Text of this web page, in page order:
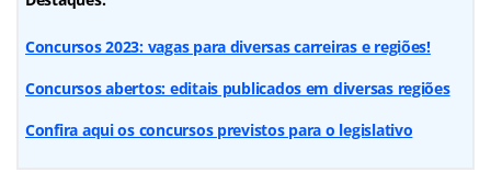
Concursos 2023: vagas para diversas carreiras e regiões!
Concursos abertos: editais publicados em diversas regiões
Confira aqui os concursos previstos para o legislativo